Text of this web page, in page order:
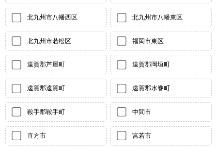
北九州市八幡西区 北九州市八幡東区
北九州市若松区 福岡市東区
遠賀郡芦屋町 遠賀郡岡垣町
遠賀郡遠賀町 遠賀郡水巻町
鞍手郡鞍手町 中間市
直方市 宮若市